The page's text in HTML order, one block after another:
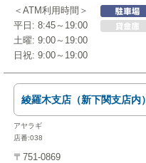
＜ATM利用時間＞
平日: 8:45～19:00
土曜: 9:00～19:00
日祝: 9:00～19:00
綾羅木支店（新下関支店内）
アヤラギ
店番:038
〒751-0869